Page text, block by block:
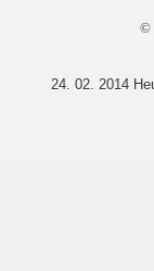
©
24. 02. 2014